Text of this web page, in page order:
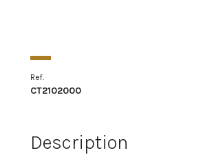
Ref.
CT2102000
Description